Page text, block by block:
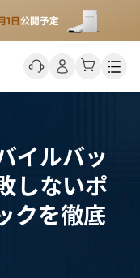
イルバッ
しないポ
クを徹底